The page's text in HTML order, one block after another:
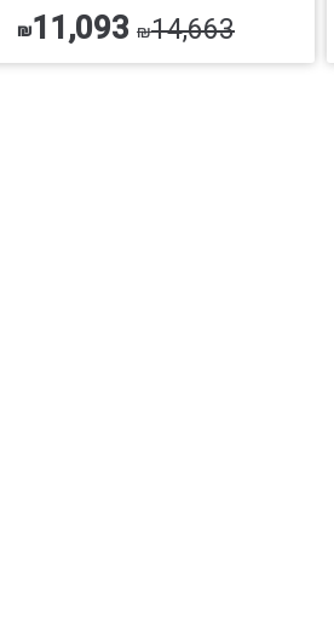
₪14,663
₪11,093